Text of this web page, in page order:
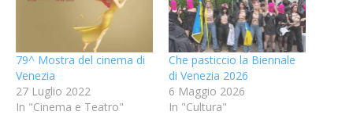
79^ Mostra del cinema di
Venezia
27 Luglio 2022
In "Cinema e Teatro"
Che pasticcio la Biennale
di Venezia 2026
6 Maggio 2026
In "Cultura"